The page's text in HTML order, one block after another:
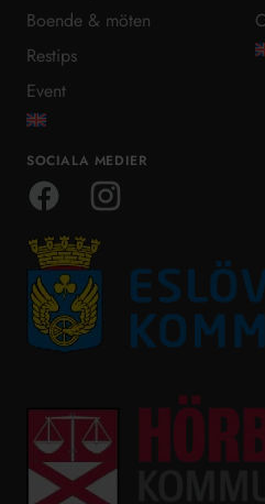
Boende & möten
Restips
Event
SOCIALA MEDIER
Facebook